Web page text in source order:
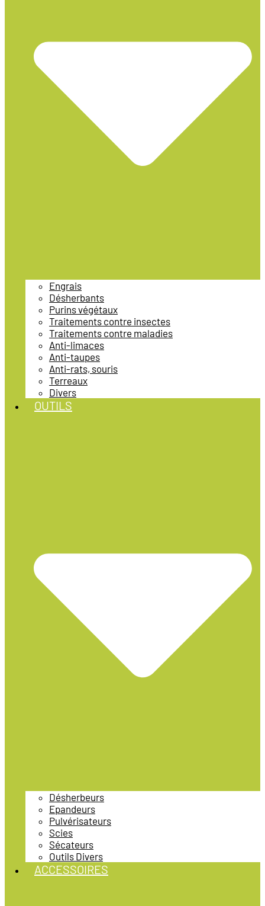
Engrais
Désherbants
Purins végétaux
Traitements contre insectes
Traitements contre maladies
Anti-limaces
Anti-taupes
Anti-rats, souris
Terreaux
Divers
OUTILS
Désherbeurs
Epandeurs
Pulvérisateurs
Scies
Sécateurs
Outils Divers
ACCESSOIRES